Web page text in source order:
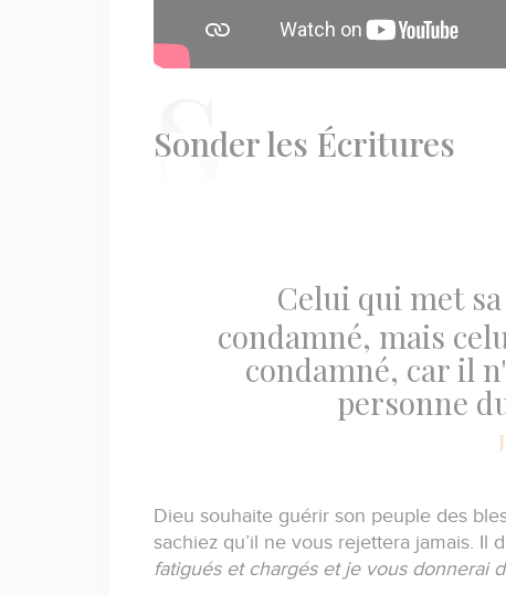
Sonder les Écritures
Celui qui met
condamné, mais
condamné, car il
personne
Dieu souhaite guérir son peuple des
sachiez qu’il ne vous rejettera jamais.
Il
fatigués et chargés et je vous donnerai